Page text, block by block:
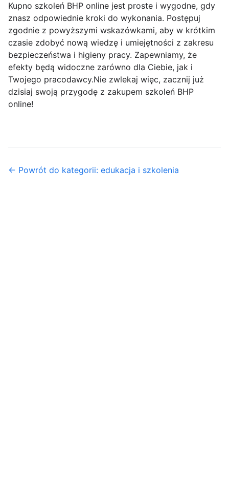
Kupno szkoleń BHP online jest proste i wygodne, gdy
znasz odpowiednie kroki do wykonania. Postępuj
zgodnie z powyższymi wskazówkami, aby w krótkim
czasie zdobyć nową wiedzę i umiejętności z zakresu
bezpieczeństwa i higieny pracy. Zapewniamy, że
efekty będą widoczne zarówno dla Ciebie, jak i
Twojego pracodawcy.Nie zwlekaj więc, zacznij już
dzisiaj swoją przygodę z zakupem szkoleń BHP
online!
← Powrót do kategorii: edukacja i szkolenia